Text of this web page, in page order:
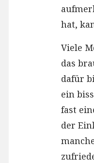
hat,
Viele
das
dafür
ein
fast
der